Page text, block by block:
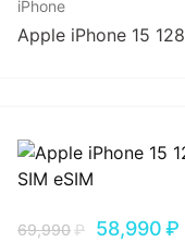
iPhone
Apple iPhone 15
69,990₽ 58,990₽